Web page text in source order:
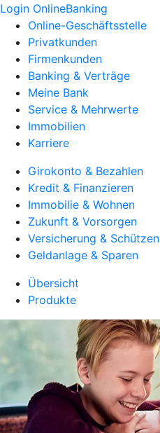
Login OnlineBanking
Online-Geschäftsstelle
Privatkunden
Firmenkunden
Banking & Verträge
Meine Bank
Service & Mehrwerte
Immobilien
Karriere
Girokonto & Bezahlen
Kredit & Finanzieren
Immobilie & Wohnen
Zukunft & Vorsorgen
Versicherung & Schützen
Geldanlage & Sparen
Übersicht
Produkte